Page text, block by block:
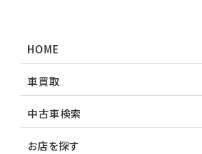
HOME
車買取
中古車検索
お店を探す